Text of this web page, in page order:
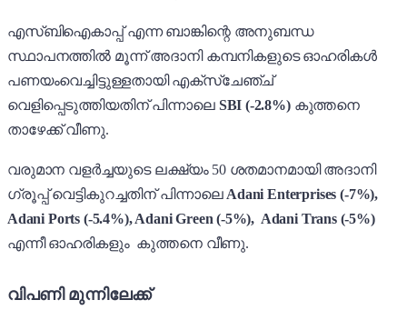
എസ്ബിഐകാപ്പ് എന്ന ബാങ്കിന്റെ അനുബന്ധ
സ്ഥാപനത്തിൽ മൂന്ന് അദാനി കമ്പനികളുടെ ഓഹരികൾ
പണയംവെച്ചിട്ടുള്ളതായി എക്സ്ചേഞ്ച്
വെളിപ്പെടുത്തിയതിന് പിന്നാലെSBI (-2.8%) കുത്തനെ
താഴേക്ക് വീണു.
വരുമാന വളർച്ചയുടെ ലക്ഷ്യം 50 ശതമാനമായി അദാനി
ഗ്രൂപ്പ് വെട്ടികുറച്ചതിന് പിന്നാലെAdani Enterprises (-7%),
Adani Ports (-5.4%), Adani Green (-5%), Adani Trans (-5%)
എന്നീ ഓഹരികളും കുത്തനെ വീണു.
വിപണി മുന്നിലേക്ക്